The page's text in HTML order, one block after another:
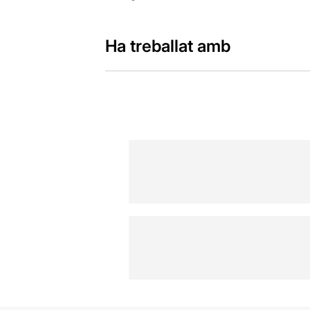
Ha treballat amb